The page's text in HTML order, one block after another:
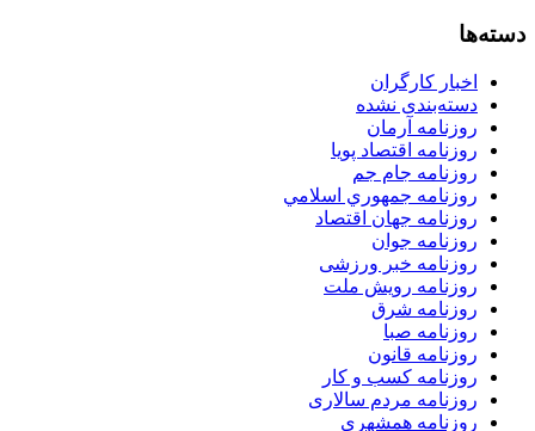
دسته‌ها
اخبار کارگران
دسته‌بندی نشده
روزنامه آرمان
روزنامه اقتصاد پویا
روزنامه جام جم
روزنامه جمهوري اسلامي
روزنامه جهان اقتصاد
روزنامه جوان
روزنامه خبر ورزشى
روزنامه رویش ملت
روزنامه شرق
روزنامه صبا
روزنامه قانون
روزنامه كسب و كار
روزنامه مردم سالاری
روزنامه همشهری